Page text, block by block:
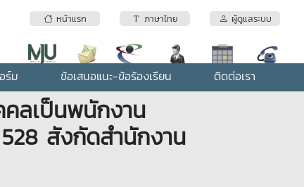
หน้าแรก ภาษาไทย ผู้ดูแลระบบ
ร์ม ข้อเสนอแนะ-ข้อร้องเรียน ติดต่อเรา
ลเป็นพนักงาน
สังกัดสำนักงาน